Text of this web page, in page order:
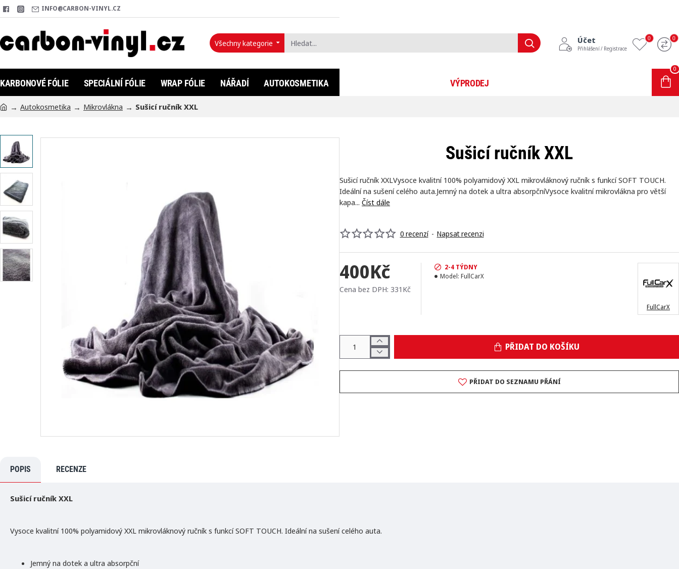
INFO@CARBON-VINYL.CZ
Všechny kategorie
Hledat...
Účet
Přihlášení / Registrace
0 0
KARBONOVÉ FÓLIE SPECIÁLNÍ FÓLIE WRAP FÓLIE NÁŘADÍ AUTOKOSMETIKA VÝPRODEJ
0
m
Autokosmetika Mikrovlákna Sušicí ručník XXL
Sušicí ručník XXL
Sušicí ručník XXLVysoce kvalitní 100% polyamidový XXL mikrovláknový ručník s funkcí SOFT TOUCH.
Ideální na sušení celého auta.Jemný na dotek a ultra absorpčníVysoce kvalitní mikrovlákna pro větší
kapa... Číst dále
0 recenzí - Napsat recenzi
400Kč
Cena bez DPH: 331Kč
2-4 TÝDNY
Model: FullCarX
FullCarX
PŘIDAT DO KOŠÍKU
PŘIDAT DO SEZNAMU PŘÁNÍ
POPIS RECENZE
Sušicí ručník XXL
Vysoce kvalitní 100% polyamidový XXL mikrovláknový ručník s funkcí SOFT TOUCH. Ideální na sušení celého auta.
Jemný na dotek a ultra absorpční